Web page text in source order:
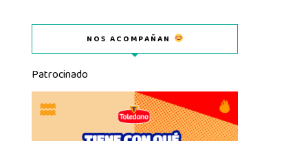
NOS ACOMPAÑAN
Patrocinado